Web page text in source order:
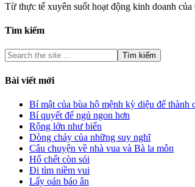
Từ thực tế xuyên suốt hoạt động kinh doanh
Tìm kiếm
Bài viết mới
Bí mật của bùa hộ mệnh kỳ diệu để thành
Bí quyết để ngủ ngon hơn
Rộng lớn như biển
Dòng chảy của những suy nghĩ
Câu chuyện về nhà vua và Bà la môn
Hổ chết còn sói
Đi tìm niềm vui
Lấy oán báo ân